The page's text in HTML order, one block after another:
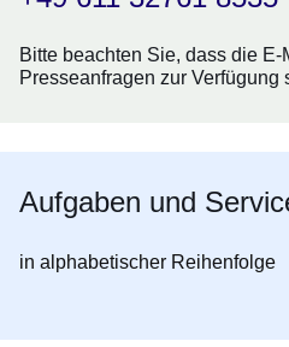
Bitte beachten Sie, dass die
Presseanfragen zur Verfügung
Aufgaben und
in alphabetischer Reihenfolge